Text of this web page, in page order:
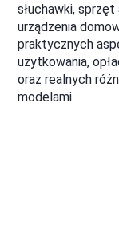
słuchawki,
urządzenia
praktycznych
użytkowania,
oraz realnych
modelami.